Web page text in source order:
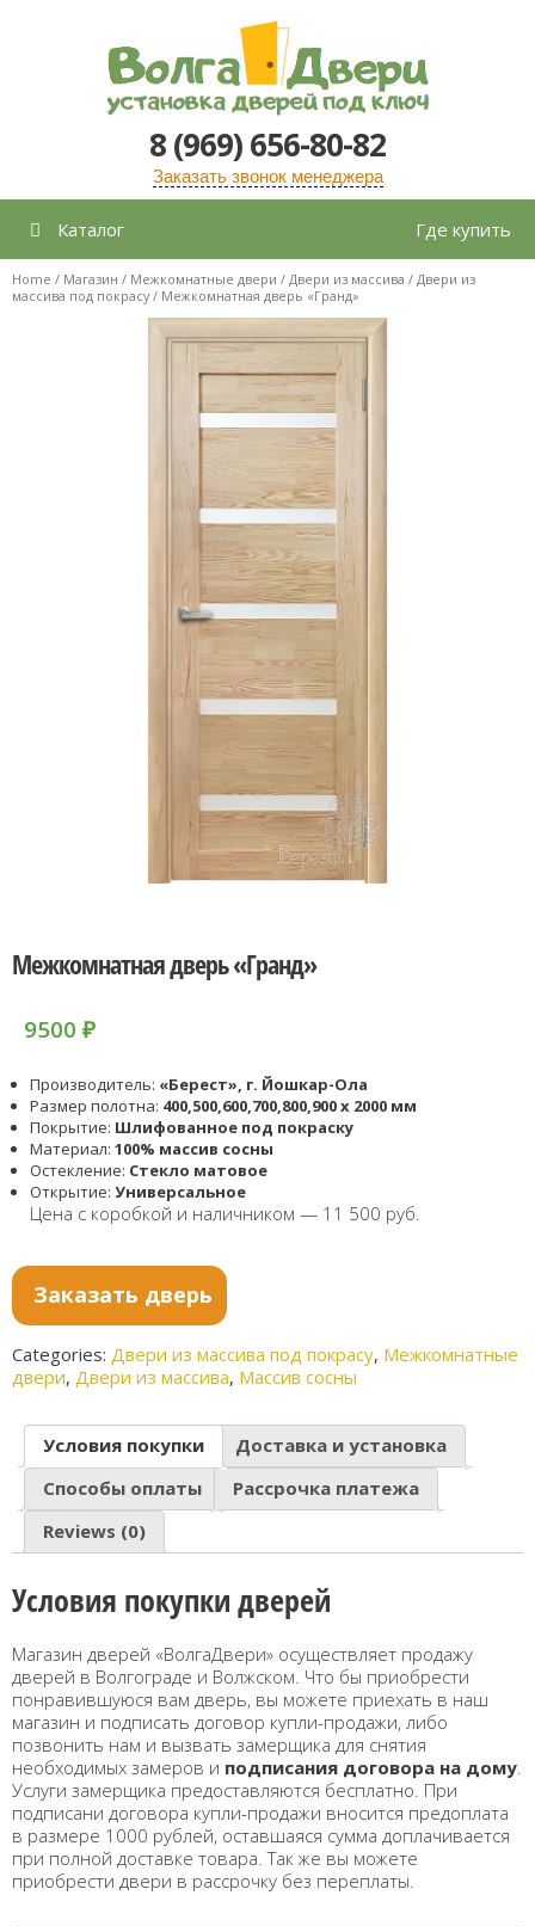
содержимому
8 (969) 656-80-82
Заказать звонок менеджера
Каталог Где купить
Home / Магазин / Межкомнатные двери / Двери из массива / Двери из
массива под покрасу/ Межкомнатная дверь «Гранд»
Межкомнатная дверь «Гранд»
9500 ₽
Производитель: «Берест», г. Йошкар-Ола
Размер полотна: 400,500,600,700,800,900 х 2000 мм
Покрытие: Шлифованное под покраску
Материал: 100% массив сосны
Остекление: Стекло матовое
Открытие: Универсальное
Цена с коробкой и наличником — 11 500 руб.
Заказать дверь
Categories: Двери из массива под покрасу, Межкомнатные
двери, Двери из массива, Массив сосны
Условия покупки
Доставка и установка
Способы оплаты
Рассрочка платежа
Reviews (0)
Условия покупки дверей
Магазин дверей «ВолгаДвери» осуществляет продажу
дверей в Волгограде и Волжском. Что бы приобрести
понравившуюся вам дверь, вы можете приехать в наш
магазин и подписать договор купли-продажи, либо
позвонить нам и вызвать замерщика для снятия
необходимых замеров и подписания договора на дому
Услуги замерщика предоставляются бесплатно. При
подписани договора купли-продажи вносится предоплата
в размере 1000 рублей, оставшаяся сумма доплачивается
при полной доставке товара. Так же вы можете
приобрести двери в рассрочку без переплаты.